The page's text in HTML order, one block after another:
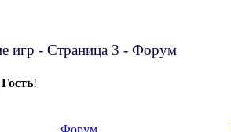
игр - Страница 3 - Форум
Гость!
Форум